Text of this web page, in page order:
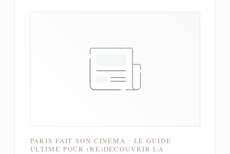
PARIS FAIT SON CINÉMA : LE GUIDE
ULTIME POUR (RE)DÉCOUVRIR LA